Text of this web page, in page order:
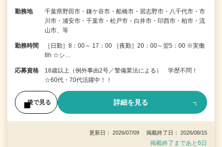
勤務地
千葉県野田市・鎌ケ谷市・船橋市・習志野市・八千代市・市
川市・浦安市・千葉市・松戸市・白井市・印西市・柏市・流
山市、等
勤務時間
［日勤］8：00～ 17：00 ［夜勤］20：00～翌5：00 ※実働
8h ☆シ…
応募資格
18歳以上（例外事由2号／警備業法による） 学歴不問！
☆60代・70代活躍中！！
後で見る 詳細を見る
更新日： 2026/07/09 掲載終了日： 2026/08/15
掲載終了まであと6日